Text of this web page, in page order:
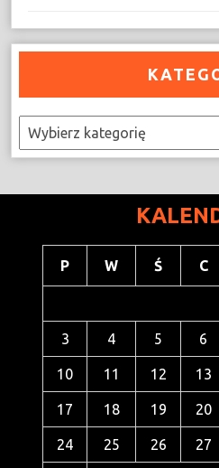
Kategorie
P W Ś C
3 4 5 6
10 11 12 13
17 18 19 20
24 25 26 27